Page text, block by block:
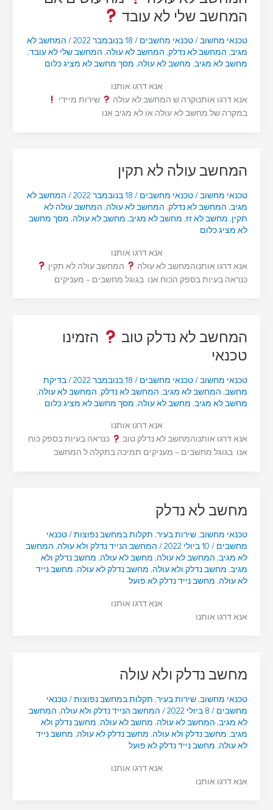
המחשב שלי לא עובד
טכנאי מחשוב/טכנאי מחשבים / 18 בנובמבר 2022 / המחשב לא
מגיב, המחשב לא נדלק, המחשב לא עולה, המחשב שלי לא עובד,
מחשב לא מגיב, מחשב לא עולה, מסך מחשב לא מציג כלום
אנא דרגו אותנו
אנא דרגו אותנוקרה ש המחשב לא עולה
שירות מיידי
במקרה של מחשב לא עולה או לא מגיב אנו
המחשב עולה לא תקין
טכנאי מחשוב/טכנאי מחשבים / 18 בנובמבר 2022 / המחשב לא
מגיב, המחשב לא נדלק, המחשב לא עולה, המחשב עולה לא
תקין, מחשב לא זז, מחשב לא מגיב, מחשב לא עולה, מסך מחשב
לא מציג כלום
אנא דרגו אותנו
אנא דרגו אותנוהמחשב לא עולה
המחשב עולה לא תקין
כנראה בעיות בספק הכוח אנו בגוגל מחשבים – מעניקים
המחשב לא נדלק טוב
הזמינו
טכנאי
טכנאי מחשוב/טכנאי מחשבים / 18 בנובמבר 2022 /בדיקת
מחשב, המחשב לא מגיב, המחשב לא נדלק, המחשב לא עולה,
מחשב לא מגיב, מחשב לא עולה, מסך מחשב לא מציג כלום
אנא דרגו אותנו
אנא דרגו אותנוהמחשב לא נדלק טוב
כנראה בעיות בספק כוח
אנו בגוגל מחשבים – מעניקים תמיכה בתקלה ל המחשב
מחשב לא נדלק
טכנאי מחשוב, שירות בעיר, תקלות במחשב נפוצות/טכנאי
מחשבים / 10 ביולי 2022 / המחשב הנייד נדלק ולא עולה, המחשב
לא מגיב, המחשב לא עולה, מחשב לא עולה, מחשב נדלק ולא
מגיב, מחשב נדלק ולא עולה, מחשב נדלק לא עולה, מחשב נייד
לא עולה, מחשב נייד נדלק לא פועל
אנא דרגו אותנו
אנא דרגו אותנו
מחשב נדלק ולא עולה
טכנאי מחשוב, שירות בעיר, תקלות במחשב נפוצות/טכנאי
מחשבים / 8 ביולי 2022 / המחשב הנייד נדלק ולא עולה, המחשב
לא מגיב, המחשב לא עולה, מחשב לא עולה, מחשב נדלק ולא
מגיב, מחשב נדלק ולא עולה, מחשב נדלק לא עולה, מחשב נייד
לא עולה, מחשב נייד נדלק לא פועל
אנא דרגו אותנו
אנא דרגו אותנו